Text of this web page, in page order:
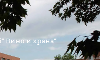
Вино и храна“